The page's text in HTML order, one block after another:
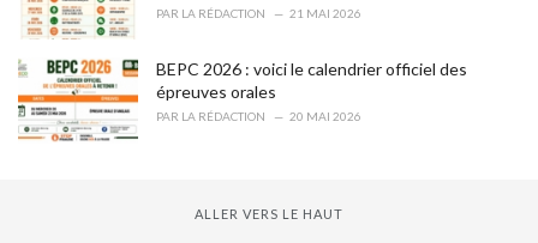
PAR LA RÉDACTION 21 MAI 2026
BEPC 2026 : voici le calendrier officiel des
épreuves orales
PAR LA RÉDACTION 20 MAI 2026
ALLER VERS LE HAUT